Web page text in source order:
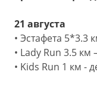
21 августа
• Эстафета 5*3.3
• Lady Run 3.5 км
• Kids Run 1 км -